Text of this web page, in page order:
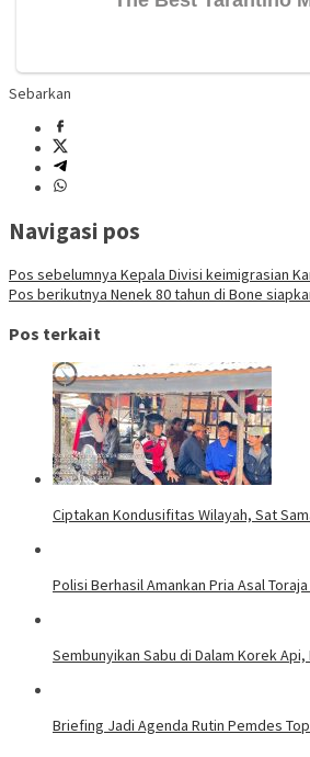
Sebarkan
Navigasi pos
Pos sebelumnya Kepala Divisi keimigrasian
Pos berikutnya Nenek 80 tahun di Bone
Pos terkait
Ciptakan Kondusifitas Wilayah, Sat
Polisi Berhasil Amankan Pria Asal
Sembunyikan Sabu di Dalam Korek
Briefing Jadi Agenda Rutin Pemdes